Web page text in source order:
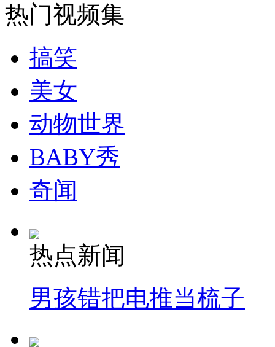
外交部：反对强权政治霸凌主义
外交部：有关国家言论片面不公正
安徽一实载49人客车翻车
走！跟着总书记去植树
消防员救轻生者
纽约上演“枕头大战”
司机酒驾遇交警 急速倒车逃窜
热门视频集
搞笑
美女
动物世界
BABY秀
奇闻
热点新闻
男孩错把电推当梳子